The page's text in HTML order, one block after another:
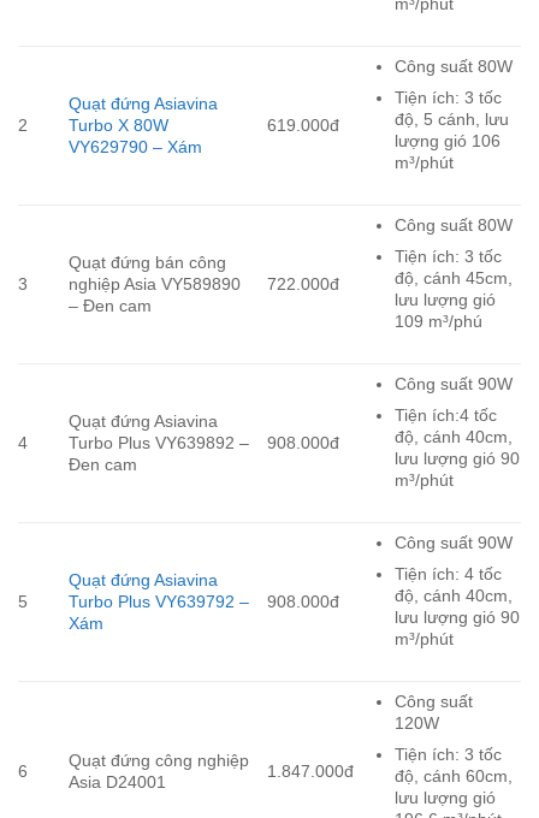
m³/phút
2
Quạt đứng Asiavina
Turbo X 80W
VY629790 – Xám
619.000đ
Công suất 80W
Tiện ích: 3 tốc
độ, 5 cánh, lưu
lượng gió 106
m³/phút
3
Quạt đứng bán công
nghiệp Asia VY589890
– Đen cam
722.000đ
Công suất 80W
Tiện ích: 3 tốc
độ, cánh 45cm,
lưu lượng gió
109 m³/phú
4
Quạt đứng Asiavina
Turbo Plus VY639892 –
Đen cam
908.000đ
Công suất 90W
Tiện ích:4 tốc
độ, cánh 40cm,
lưu lượng gió 90
m³/phút
5
Quạt đứng Asiavina
Turbo Plus VY639792 –
Xám
908.000đ
Công suất 90W
Tiện ích: 4 tốc
độ, cánh 40cm,
lưu lượng gió 90
m³/phút
6
Quạt đứng công nghiệp
Asia D24001
1.847.000đ
Công suất
120W
Tiện ích: 3 tốc
độ, cánh 60cm,
lưu lượng gió